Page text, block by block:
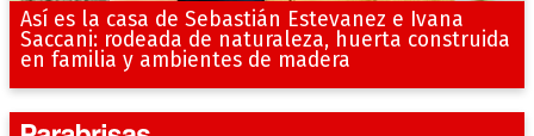
Así es la casa de Sebastián Estevanez e Ivana
Saccani: rodeada de naturaleza, huerta construida
en familia y ambientes de madera